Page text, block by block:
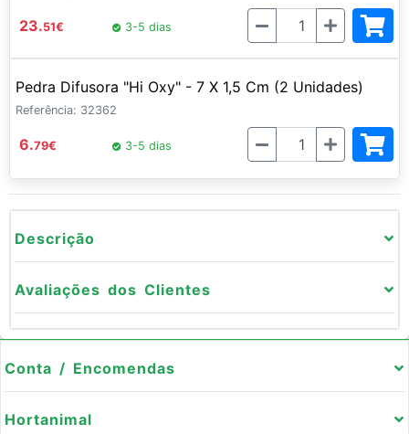
23.51€ 3-5 dias Quantidade
Pedra Difusora "Hi Oxy" - 7 X 1,5 Cm (2 Unidades)
Referência: 32362
6.79€ 3-5 dias Quantidade
Descrição
Avaliações dos Clientes
Conta / Encomendas
Hortanimal